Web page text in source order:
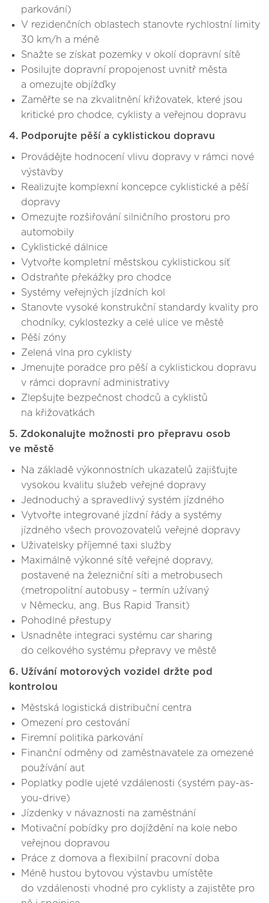
parkování)
V rezidenčních oblastech stanovte rychlostní limity
30 km/h a méně
Snažte se získat pozemky v okolí dopravní sítě
Posilujte dopravní propojenost uvnitř města
a omezujte objížďky
Zaměřte se na zkvalitnění křižovatek, které jsou
kritické pro chodce, cyklisty a veřejnou dopravu
4. Podporujte pěší a cyklistickou dopravu
Provádějte hodnocení vlivu dopravy v rámci nové
výstavby
Realizujte komplexní koncepce cyklistické a pěší
dopravy
Omezujte rozšiřování silničního prostoru pro
automobily
Cyklistické dálnice
Vytvořte kompletní městskou cyklistickou síť
Odstraňte překážky pro chodce
Systémy veřejných jízdních kol
Stanovte vysoké konstrukční standardy kvality pro
chodníky, cyklostezky a celé ulice ve městě
Pěší zóny
Zelená vlna pro cyklisty
Jmenujte poradce pro pěší a cyklistickou dopravu
v rámci dopravní administrativy
Zlepšujte bezpečnost chodců a cyklistů
na křižovatkách
5. Zdokonalujte možnosti pro přepravu osob
ve městě
Na základě výkonnostních ukazatelů zajišťujte
vysokou kvalitu služeb veřejné dopravy
Jednoduchý a spravedlivý systém jízdného
Vytvořte integrované jízdní řády a systémy
jízdného všech provozovatelů veřejné dopravy
Uživatelsky příjemné taxi služby
Maximálně výkonné sítě veřejné dopravy,
postavené na železniční síti a metrobusech
(metropolitní autobusy – termín užívaný
v Německu, ang. Bus Rapid Transit)
Pohodlné přestupy
Usnadněte integraci systému car sharing
do celkového systému přepravy ve městě
6. Užívání motorových vozidel držte pod
kontrolou
Městská logistická distribuční centra
Omezení pro cestování
Firemní politika parkování
Finanční odměny od zaměstnavatele za omezené
používání aut
Poplatky podle ujeté vzdálenosti (systém pay-as-
you-drive)
Jízdenky v návaznosti na zaměstnání
Motivační pobídky pro dojíždění na kole nebo
veřejnou dopravou
Práce z domova a flexibilní pracovní doba
Méně hustou bytovou výstavbu umístěte
do vzdálenosti vhodné pro cyklisty a zajistěte pro